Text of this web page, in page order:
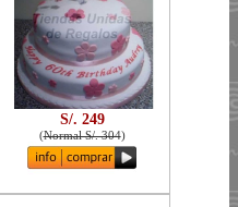
S/. 249
(Normal S/. 304)